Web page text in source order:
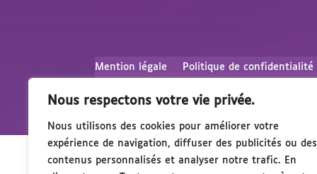
Nous respectons votre vie privée.
Nous utilisons des cookies pour améliorer votre
expérience de navigation, diffuser des publicités ou des
contenus personnalisés et analyser notre trafic. En
Mention légale Politique de confidentialité